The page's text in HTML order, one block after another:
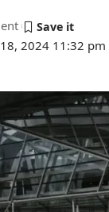
2024 11:32 pm